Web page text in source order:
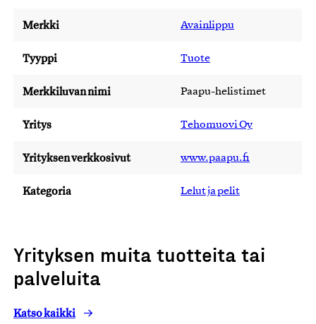
Merkki Avainlippu
Tyyppi Tuote
Merkkiluvan nimi Paapu-helistimet
Yritys Tehomuovi Oy
Yrityksen verkkosivut www.paapu.fi
Kategoria Lelut ja pelit
Yrityksen muita tuotteita tai
palveluita
Katso kaikki